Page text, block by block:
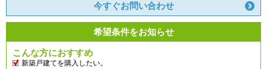
今すぐお問い合わせ
希望条件をお知らせ
こんな方におすすめ
新築戸建てを購入したい。